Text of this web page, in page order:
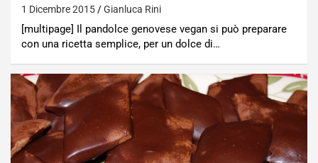
1 Dicembre 2015 Gianluca Rini
[multipage] Il pandolce genovese vegan si può preparare
con una ricetta semplice, per un dolce di…